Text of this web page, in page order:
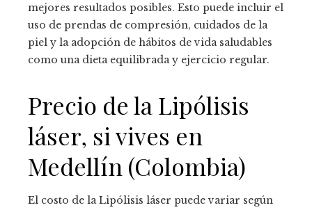
mejores resultados posibles. Esto puede incluir el
uso de prendas de compresión, cuidados de la
piel y la adopción de hábitos de vida saludables
como una dieta equilibrada y ejercicio regular.
Precio de la Lipólisis
láser, si vives en
Medellín (Colombia)
El costo de la Lipólisis láser puede variar según